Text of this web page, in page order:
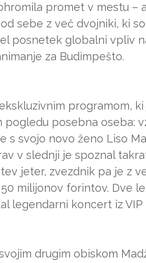
promet v mestu –
sebe z več dvojniki, ki
posnetek globalni vpliv
za Budimpešto.
programom,
posebna oseba:
s svojo novo ženo Liso
v slednji je spoznal
jeter, zvezdnik pa je z
milijonov forintov. Dve
legendarni koncert iz VIP
drugim obiskom